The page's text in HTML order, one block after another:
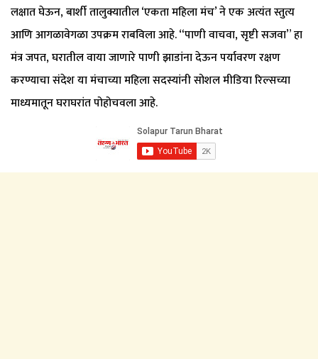
लक्षात घेऊन, बार्शी तालुक्यातील ‘एकता महिला मंच’ ने एक अत्यंत स्तुत्य
आणि आगळावेगळा उपक्रम राबविला आहे. “पाणी वाचवा, सृष्टी सजवा” हा
मंत्र जपत, घरातील वाया जाणारे पाणी झाडांना देऊन पर्यावरण रक्षण
करण्याचा संदेश या मंचाच्या महिला सदस्यांनी सोशल मीडिया रिल्सच्या
माध्यमातून घराघरांत पोहोचवला आहे.